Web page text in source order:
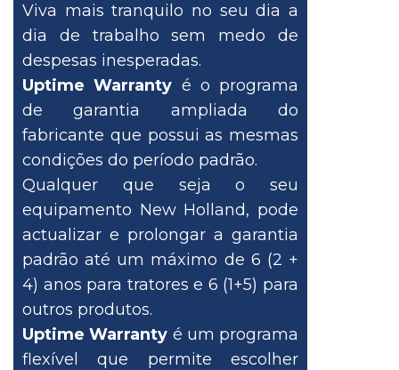
Viva mais tranquilo no seu dia a
dia de trabalho sem medo de
despesas inesperadas.
Uptime Warranty é o programa
de garantia ampliada do
fabricante que possui as mesmas
condições do período padrão.
Qualquer que seja o seu
equipamento New Holland, pode
actualizar e prolongar a garantia
padrão até um máximo de 6 (2 +
4) anos para tratores e 6 (1+5) para
outros produtos.
Uptime Warranty é um programa
flexível que permite escolher